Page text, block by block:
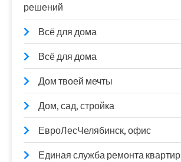
решений
Всё для дома
Всё для дома
Дом твоей мечты
Дом, сад, стройка
ЕвроЛесЧелябинск, офис
Единая служба ремонта квартир